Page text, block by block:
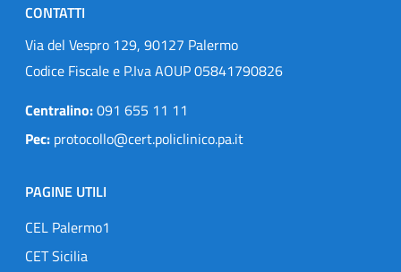
CONTATTI
Via del Vespro 129, 90127 Palermo
Codice Fiscale e P.Iva AOUP 05841790826
Centralino:091 655 11 11
Pec: protocollo@cert.policlinico.pa.it
PAGINE UTILI
CEL Palermo1
CET Sicilia